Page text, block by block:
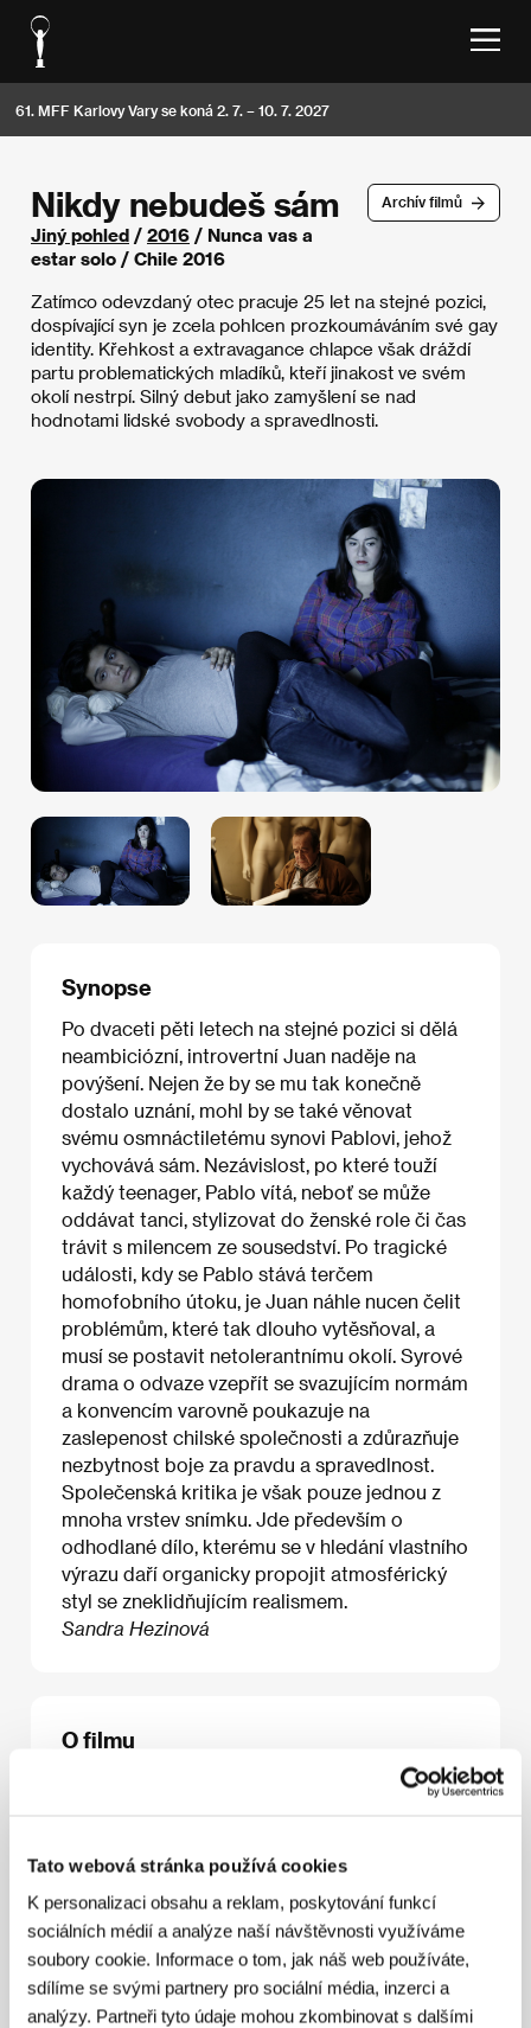
Tato webová stránka používá cookies
K personalizaci obsahu a reklam, poskytování funkcí
sociálních médií a analýze naší návštěvnosti využíváme
soubory cookie. Informace o tom, jak náš web používáte,
sdílíme se svými partnery pro sociální média, inzerci a
analýzy. Partneři tyto údaje mohou zkombinovat s dalšími
61. MFF Karlovy Vary se koná 2. 7. – 10. 7. 2027
Archív filmů
Nikdy nebudeš sám
Jiný pohled / 2016 / Nunca vas a
estar solo / Chile 2016
Zatímco odevzdaný otec pracuje 25 let na stejné pozici,
dospívající syn je zcela pohlcen prozkoumáváním své gay
identity. Křehkost a extravagance chlapce však dráždí
partu problematických mladíků, kteří jinakost ve svém
okolí nestrpí. Silný debut jako zamyšlení se nad
hodnotami lidské svobody a spravedlnosti.
Synopse
Po dvaceti pěti letech na stejné pozici si dělá
neambiciózní, introvertní Juan naděje na
povýšení. Nejen že by se mu tak konečně
dostalo uznání, mohl by se také věnovat
svému osmnáctiletému synovi Pablovi, jehož
vychovává sám. Nezávislost, po které touží
každý teenager, Pablo vítá, neboť se může
oddávat tanci, stylizovat do ženské role či čas
trávit s milencem ze sousedství. Po tragické
události, kdy se Pablo stává terčem
homofobního útoku, je Juan náhle nucen čelit
problémům, které tak dlouho vytěsňoval, a
musí se postavit netolerantnímu okolí. Syrové
drama o odvaze vzepřít se svazujícím normám
a konvencím varovně poukazuje na
zaslepenost chilské společnosti a zdůrazňuje
nezbytnost boje za pravdu a spravedlnost.
Společenská kritika je však pouze jednou z
mnoha vrstev snímku. Jde především o
odhodlané dílo, kterému se v hledání vlastního
výrazu daří organicky propojit atmosférický
styl se zneklidňujícím realismem.
Sandra Hezinová
O filmu
StřihFelipe Gálvez / VýtvarníkAndrea Contreras
Producent Isabel Orellana Guarello
/ Výroba
Araucaria Cine/ Koprodukce5 AM Producciones
HrajíSergio Hernández, Andrew Bargsted, Jaime
Leiva, Edgardo Bruna / SalesWIDE